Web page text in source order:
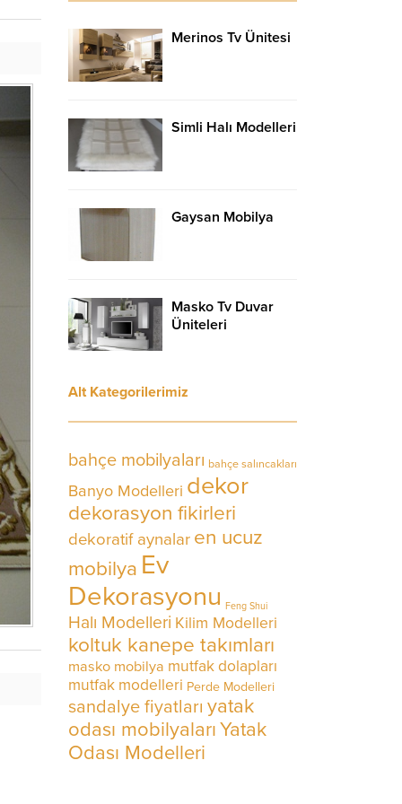
Merinos Tv Ünitesi
Simli Halı Modelleri
Gaysan Mobilya
Masko Tv Duvar
Üniteleri
Alt Kategorilerimiz
bahçe mobilyaları bahçe salıncakları
Banyo Modelleri dekor
dekorasyon fikirleri
dekoratif aynalar en ucuz
mobilya Ev
Dekorasyonu Feng Shui
Halı Modelleri Kilim Modelleri
koltuk kanepe takımları
masko mobilya mutfak dolapları
mutfak modelleri Perde Modelleri
sandalye fiyatları yatak
odası mobilyalarıYatak
Odası Modelleri